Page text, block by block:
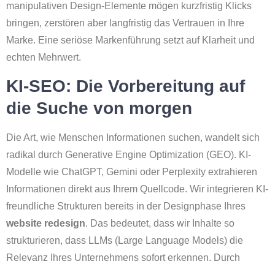
manipulativen Design-Elemente mögen kurzfristig Klicks
bringen, zerstören aber langfristig das Vertrauen in Ihre
Marke. Eine seriöse Markenführung setzt auf Klarheit und
echten Mehrwert.
KI-SEO: Die Vorbereitung auf
die Suche von morgen
Die Art, wie Menschen Informationen suchen, wandelt sich
radikal durch Generative Engine Optimization (GEO). KI-
Modelle wie ChatGPT, Gemini oder Perplexity extrahieren
Informationen direkt aus Ihrem Quellcode. Wir integrieren KI-
freundliche Strukturen bereits in der Designphase Ihres
website redesign. Das bedeutet, dass wir Inhalte so
strukturieren, dass LLMs (Large Language Models) die
Relevanz Ihres Unternehmens sofort erkennen. Durch